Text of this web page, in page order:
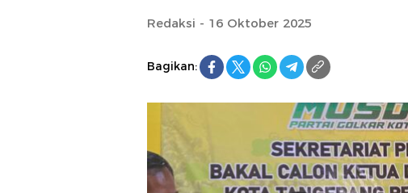
Redaksi - 16 Oktober 2025
Bagikan: